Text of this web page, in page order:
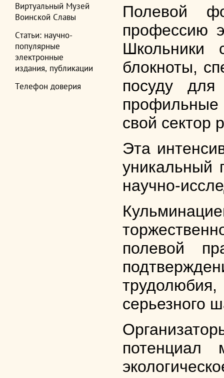
Виртуальный Музей
Воинской Славы
Статьи: научно-
популярные
электронные
издания, публикации
Телефон доверия
Полевой
профессию
Школьники
блокноты,
посуду
профильные
свой сектор
Эта
уникальный
научно-
полевой
серьезного
потенциал